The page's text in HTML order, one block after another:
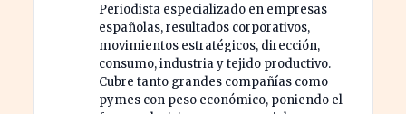
Periodista especializado en empresas
españolas, resultados corporativos,
movimientos estratégicos, dirección,
consumo, industria y tejido productivo.
Cubre tanto grandes compañías como
pymes con peso económico, poniendo el